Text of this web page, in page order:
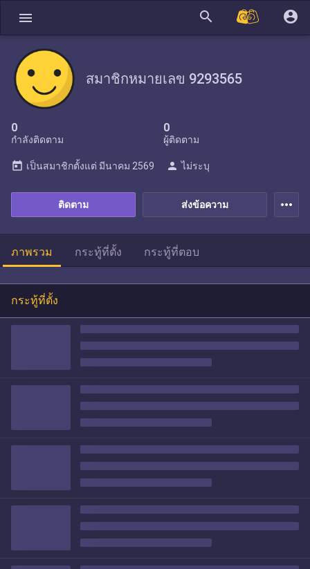
menu search account_circle
สมาชิกหมายเลข 9293565
0
กำลังติดตาม
0
ผู้ติดตาม
ส่งข้อความ
ติดตาม
today เป็นสมาชิกตั้งแต่ มีนาคม 2569 person ไม่ระบุ
more_horiz
ภาพรวม กระทู้ที่ตั้ง กระทู้ที่ตอบ
กระทู้ที่ตั้ง